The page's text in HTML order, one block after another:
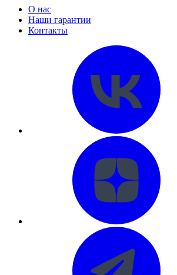
О нас
Наши гарантии
Контакты